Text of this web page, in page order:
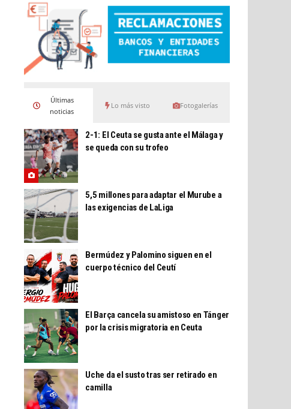
Últimas
noticias
Lo más visto Fotogalerías
2-1: El Ceuta se gusta ante el Málaga y
se queda con su trofeo
5,5 millones para adaptar el Murube a
las exigencias de LaLiga
Bermúdez y Palomino siguen en el
cuerpo técnico del Ceutí
El Barça cancela su amistoso en Tánger
por la crisis migratoria en Ceuta
Uche da el susto tras ser retirado en
camilla